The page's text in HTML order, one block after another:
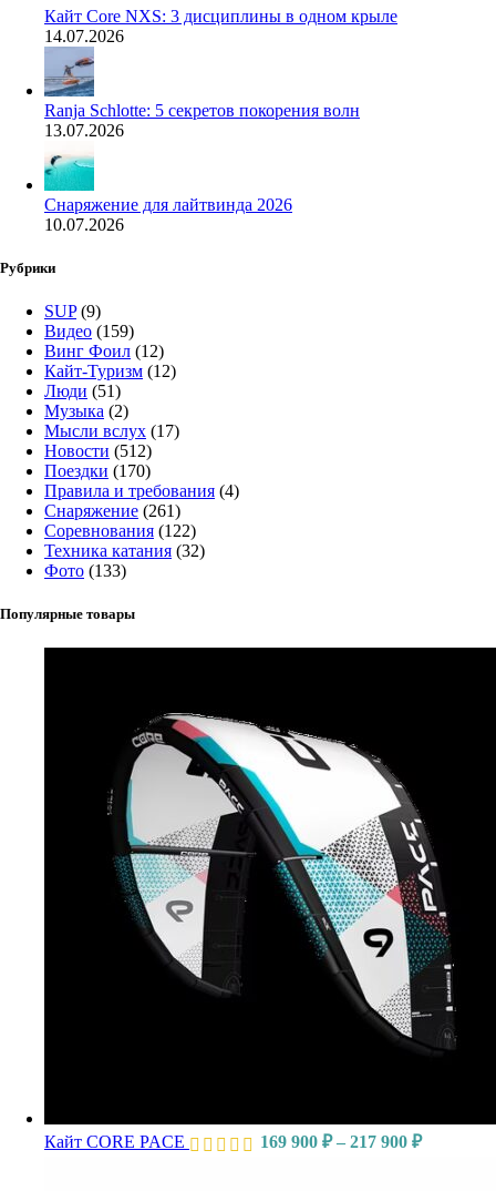
Кайт Core NXS: 3 дисциплины в одном крыле
14.07.2026
Ranja Schlotte: 5 секретов покорения волн
13.07.2026
Снаряжение для лайтвинда 2026
10.07.2026
Рубрики
SUP(9)
Видео (159)
Винг Фоил (12)
Кайт-Туризм (12)
Люди (51)
Музыка (2)
Мысли вслух (17)
Новости (512)
Поездки (170)
Правила и требования (4)
Снаряжение (261)
Соревнования (122)
Техника катания (32)
Фото (133)
Популярные товары
Кайт CORE PACE 169 900 ₽ – 217 900 ₽